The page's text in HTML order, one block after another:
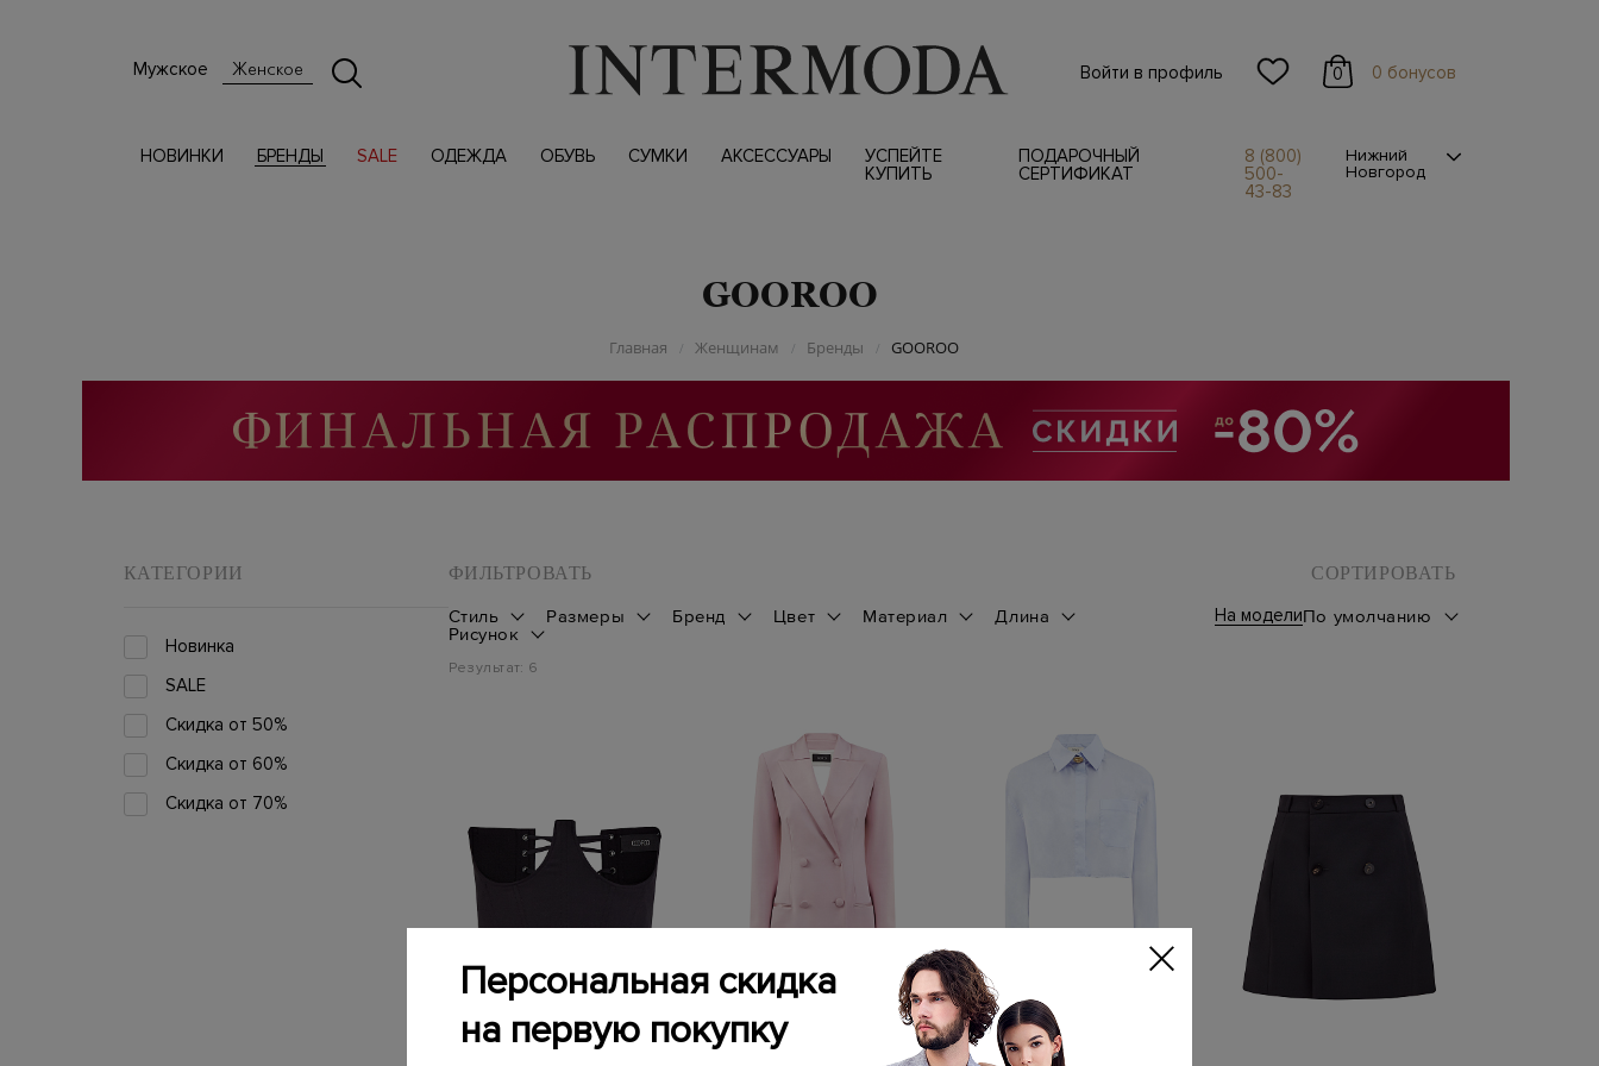
Мужское Женское Войти в профиль 0 0 бонусов
НОВИНКИ БРЕНДЫ SALE ОДЕЖДА ОБУВЬ СУМКИ АКСЕССУАРЫ
УСПЕЙТЕ
КУПИТЬ
ПОДАРОЧНЫЙ
СЕРТИФИКАТ
8 (800)
500-
43-83
Нижний
Новгород
GOOROO
Главная / Женщинам / Бренды / GOOROO
КАТЕГОРИИ
Новинка
SALE
Скидка от 50%
Скидка от 60%
Скидка от 70%
ФИЛЬТРОВАТЬ
Стиль Размеры Бренд Цвет Материал
Длина
Рисунок
На модели
СОРТИРОВАТЬ
По умолчанию
Результат: 6
Персональная скидка
на первую покупку